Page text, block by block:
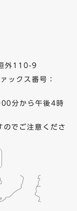
外110-9
ックス番号：
分から午後4時
のでご注意くださ